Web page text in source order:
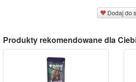
Dodaj do
Produkty rekomendowane dla